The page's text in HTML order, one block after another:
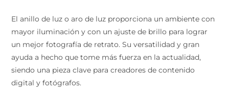
con mayor iluminación y con un ajuste de brillo para
lograr un mejor fotografía de retrato. Su versatilidad y
gran ayuda a hecho que tome más fuerza en la
actualidad, siendo una pieza clave para creadores de
contenido digital y fotógrafos.